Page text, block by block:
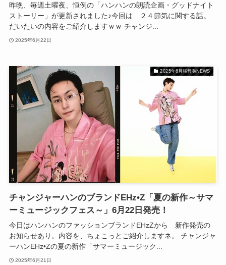
昨晩、毎週土曜夜、恒例の「ハンハンの朗読企画・グッドナイト
ストーリー」が更新されました♪今回は ２４節気に関する話。
だいたいの内容をご紹介しますｗｗ チャンジ...
2025年6月22日
2025年6月張哲瀚NEWS
チャンジャーハンのブランドEHz•Z「夏の新作～サマ
ーミュージックフェス～」6月22日発売！
今日はハンハンのファッションブランドEHzZから 新作発売の
お知らせあり。内容を、ちょこっとご紹介しますネ。 チャンジャ
ーハンEHz•Zの夏の新作「サマーミュージック...
2025年6月21日